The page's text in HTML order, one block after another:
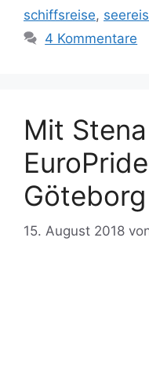
schiffsreise,
4 Kommentare
Mit
Göteborg
15. August 2018